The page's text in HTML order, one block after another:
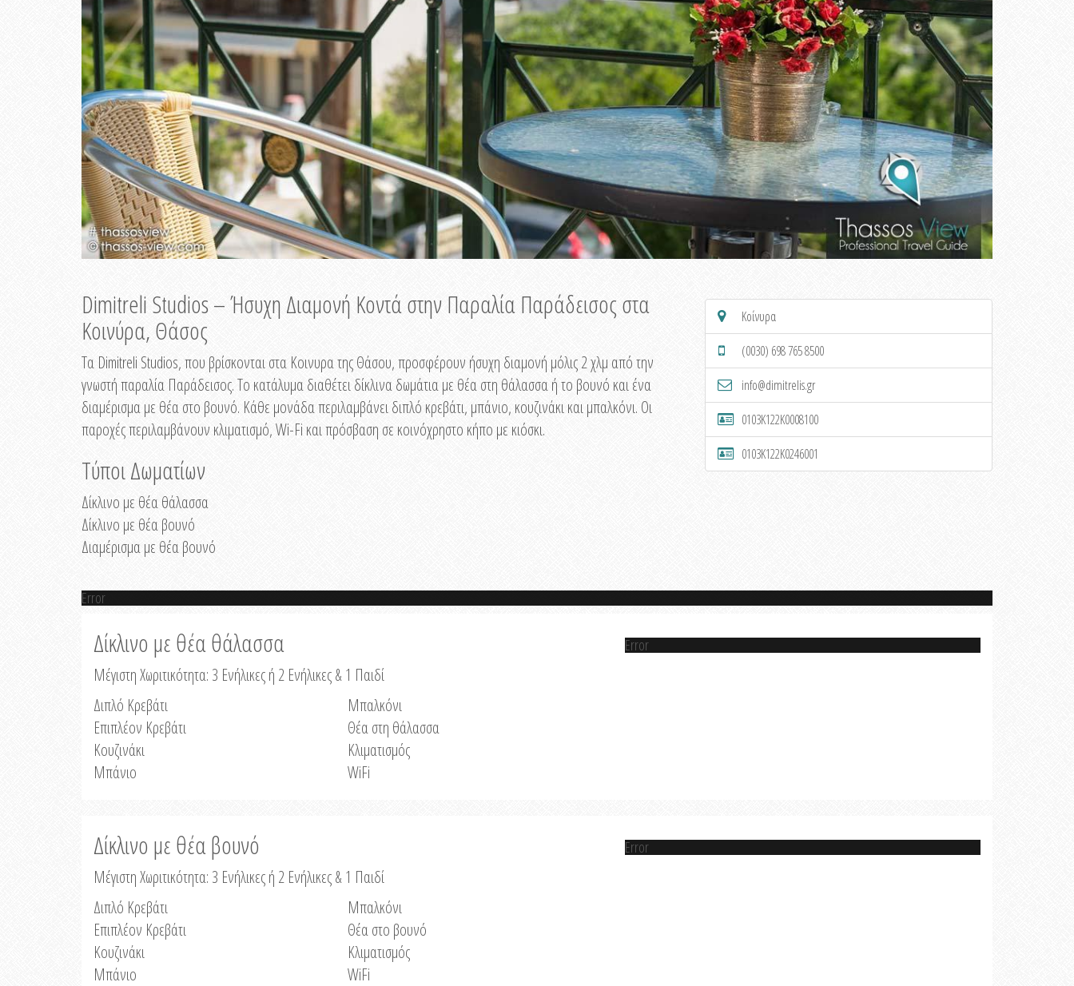
Dimitreli Studios – Ήσυχη Διαμονή Κοντά στην Παραλία Παράδεισος στα
Κοινύρα, Θάσος
Τα Dimitreli Studios, που βρίσκονται στα Κοινυρα της Θάσου, προσφέρουν ήσυχη διαμονή μόλις 2 χλμ από την
γνωστή παραλία Παράδεισος. Το κατάλυμα διαθέτει δίκλινα δωμάτια με θέα στη θάλασσα ή το βουνό και ένα
διαμέρισμα με θέα στο βουνό. Κάθε μονάδα περιλαμβάνει διπλό κρεβάτι, μπάνιο, κουζινάκι και μπαλκόνι. Οι
παροχές περιλαμβάνουν κλιματισμό, Wi-Fi και πρόσβαση σε κοινόχρηστο κήπο με κιόσκι.
Τύποι Δωματίων
Δίκλινο με θέα θάλασσα
Δίκλινο με θέα βουνό
Διαμέρισμα με θέα βουνό
Κοίνυρα
(0030) 698 765 8500
info@dimitrelis.gr
0103K122K0008100
0103K122K0246001
Error
Δίκλινο με θέα θάλασσα
Μέγιστη Χωριτικότητα: 3 Ενήλικες ή 2 Ενήλικες & 1 Παιδί
Διπλό Κρεβάτι
Επιπλέον Κρεβάτι
Κουζινάκι
Μπάνιο
Μπαλκόνι
Θέα στη θάλασσα
Κλιματισμός
WiFi
Error
Δίκλινο με θέα βουνό
Μέγιστη Χωριτικότητα: 3 Ενήλικες ή 2 Ενήλικες & 1 Παιδί
Διπλό Κρεβάτι
Επιπλέον Κρεβάτι
Κουζινάκι
Μπάνιο
Μπαλκόνι
Θέα στο βουνό
Κλιματισμός
WiFi
Error